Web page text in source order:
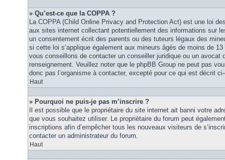
» Qu’est-ce que la COPPA ?
La COPPA (Child Online Privacy and Protection Act) est une loi
aux sites internet collectant potentiellement des informations sur
un consentement écrit des parents ou des tuteurs légaux des
si cette loi s’applique également aux mineurs âgés de moins de
vous conseillons de contacter un conseiller juridique ou un avocat
renseignement. Veuillez noter que le phpBB Group ne peut pas
donc pas l’organisme à contacter, excepté pour ce qui est décrit
Haut
» Pourquoi ne puis-je pas m’inscrire ?
Il est possible que le propriétaire du site internet ait banni votre
que vous souhaitez utiliser. Le propriétaire du forum peut
inscriptions afin d’empêcher tous les nouveaux visiteurs de
contacter un administrateur du forum.
Haut